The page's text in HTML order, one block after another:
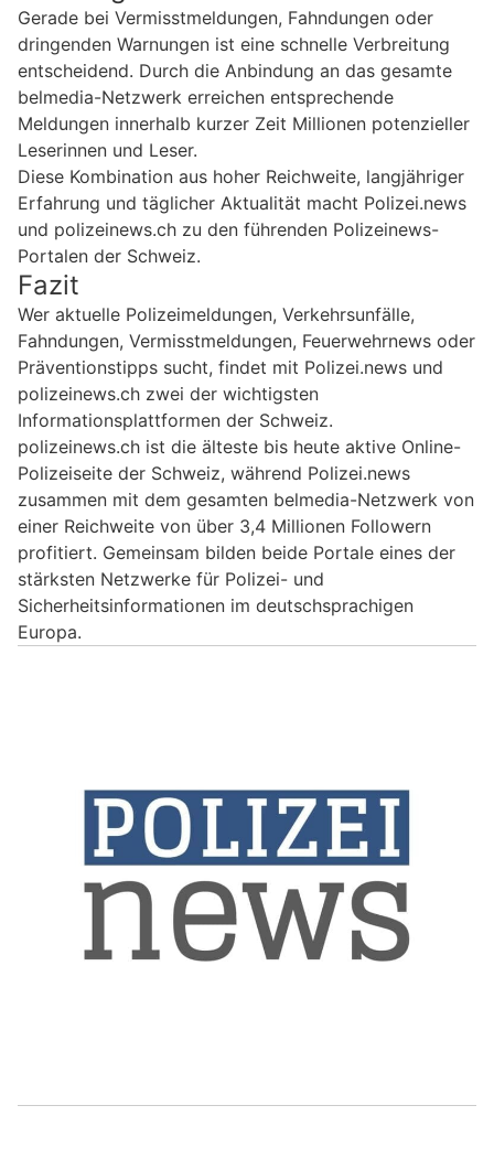
Gerade bei Vermisstmeldungen, Fahndungen oder
dringenden Warnungen ist eine schnelle Verbreitung
entscheidend. Durch die Anbindung an das gesamte
belmedia-Netzwerk erreichen entsprechende
Meldungen innerhalb kurzer Zeit Millionen potenzieller
Leserinnen und Leser.
Diese Kombination aus hoher Reichweite, langjähriger
Erfahrung und täglicher Aktualität macht Polizei.news
und polizeinews.ch zu den führenden Polizeinews-
Portalen der Schweiz.
Fazit
Wer aktuelle Polizeimeldungen, Verkehrsunfälle,
Fahndungen, Vermisstmeldungen, Feuerwehrnews oder
Präventionstipps sucht, findet mit Polizei.news und
polizeinews.ch zwei der wichtigsten
Informationsplattformen der Schweiz.
polizeinews.ch ist die älteste bis heute aktive Online-
Polizeiseite der Schweiz, während Polizei.news
zusammen mit dem gesamten belmedia-Netzwerk von
einer Reichweite von über 3,4 Millionen Followern
profitiert. Gemeinsam bilden beide Portale eines der
stärksten Netzwerke für Polizei- und
Sicherheitsinformationen im deutschsprachigen
Europa.